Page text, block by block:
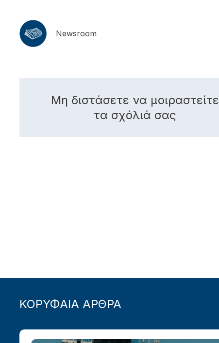
Newsroom
Μη διστάσετε να μοιραστείτε
τα σχόλιά σας
ΚΟΡΥΦΑΙΑ ΑΡΘΡΑ